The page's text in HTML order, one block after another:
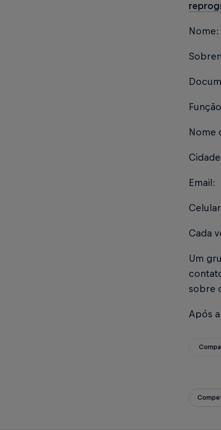
Nome:
Nome
Email:
Cada
Um
sobre
Após